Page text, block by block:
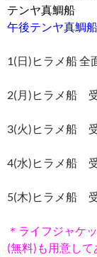
テンヤ真鯛船
午後テンヤ真鯛
1(日)ヒラメ船 全
2(月)ヒラメ船
3(火)ヒラメ船
4(水)ヒラメ船
5(木)ヒラメ船
＊ライフジャケ
(無料)も用意し